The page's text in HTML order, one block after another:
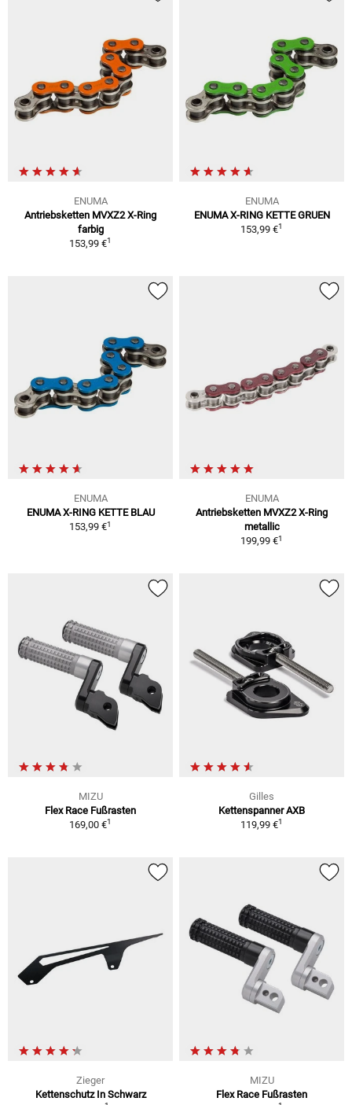
ENUMA
Antriebsketten MVXZ2 X-Ring
farbig
153,99 €1
ENUMA
ENUMA X-RING KETTE GRUEN
153,99 €1
ENUMA
ENUMA X-RING KETTE BLAU
153,99 €1
ENUMA
Antriebsketten MVXZ2 X-Ring
metallic
199,99 €1
MIZU
Flex Race Fußrasten
169,00 €1
Gilles
Kettenspanner AXB
119,99 €1
Zieger
Kettenschutz In Schwarz
MIZU
Flex Race Fußrasten